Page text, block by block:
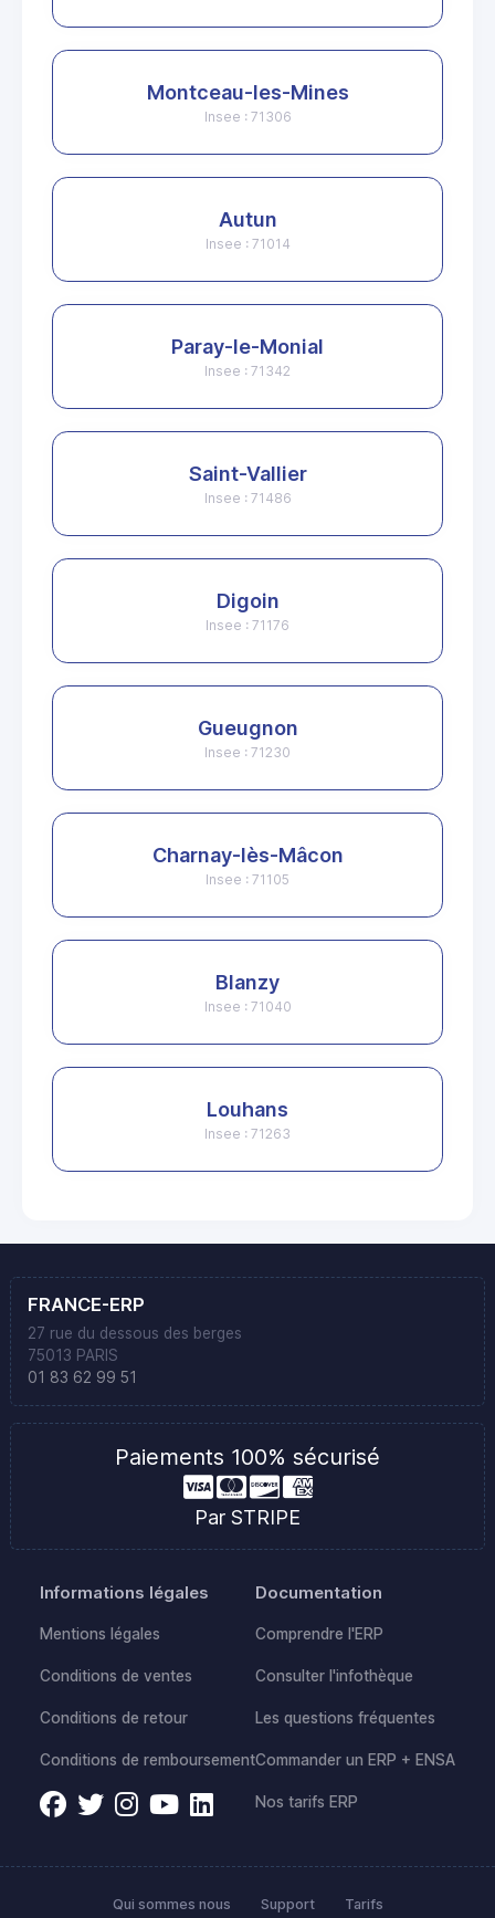
Montceau-les-Mines
Insee : 71306
Autun
Insee : 71014
Paray-le-Monial
Insee : 71342
Saint-Vallier
Insee : 71486
Digoin
Insee : 71176
Gueugnon
Insee : 71230
Charnay-lès-Mâcon
Insee : 71105
Blanzy
Insee : 71040
Louhans
Insee : 71263
FRANCE-ERP
27 rue du dessous des berges
75013 PARIS
01 83 62 99 51
Paiements 100% sécurisé
Par STRIPE
Informations légales
Mentions légales
Conditions de ventes
Conditions de retour
Conditions de remboursement
Documentation
Comprendre l'ERP
Consulter l'infothèque
Les questions fréquentes
Commander un ERP + ENSA
Nos tarifs ERP
Qui sommes nous Support Tarifs